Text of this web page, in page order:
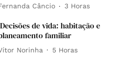
Câncio 3 Horas
Decisões de vida: habitação e
familiar
Norinha 5 Horas